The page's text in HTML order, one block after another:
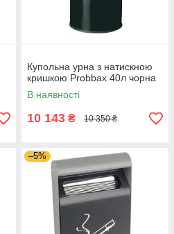
Купольна урна з натискною
кришкою Probbax 40л чорна
В наявності
10 143 ₴ 10 350 ₴
–5%